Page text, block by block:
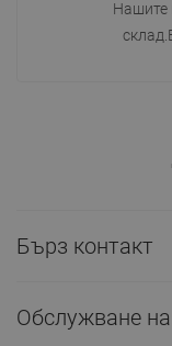
Нашите
Бърз контакт
Обслужване